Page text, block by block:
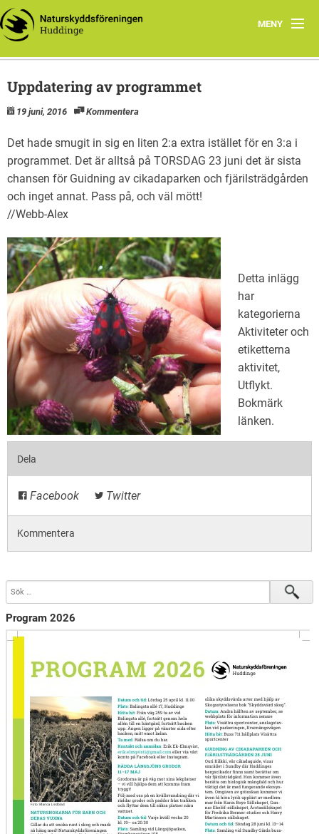
MENY
Hem
Miljötips
Uppdatering av programmet
19 juni, 2016 Kommentera
Det hade smugit in sig en liten 2:a extra istället för en 3:a i
programmet. Det är alltså på TORSDAG 23 juni det är sista
chansen för Guidning av cikadaparken och fjärilsträdgården
och inget annat. Pass på, och väl mött!
//Webb-Alex
Detta inlägg
har
kategorierna
Aktiviteteroch
etiketterna
aktivitet,
Utflykt.
Bokmärk
länken.
Dela
Facebook Twitter
Kommentera
Program 2026